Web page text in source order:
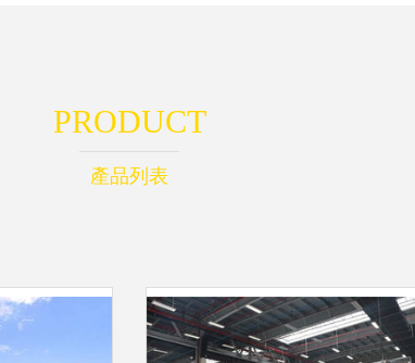
PRODUCT
產品列表